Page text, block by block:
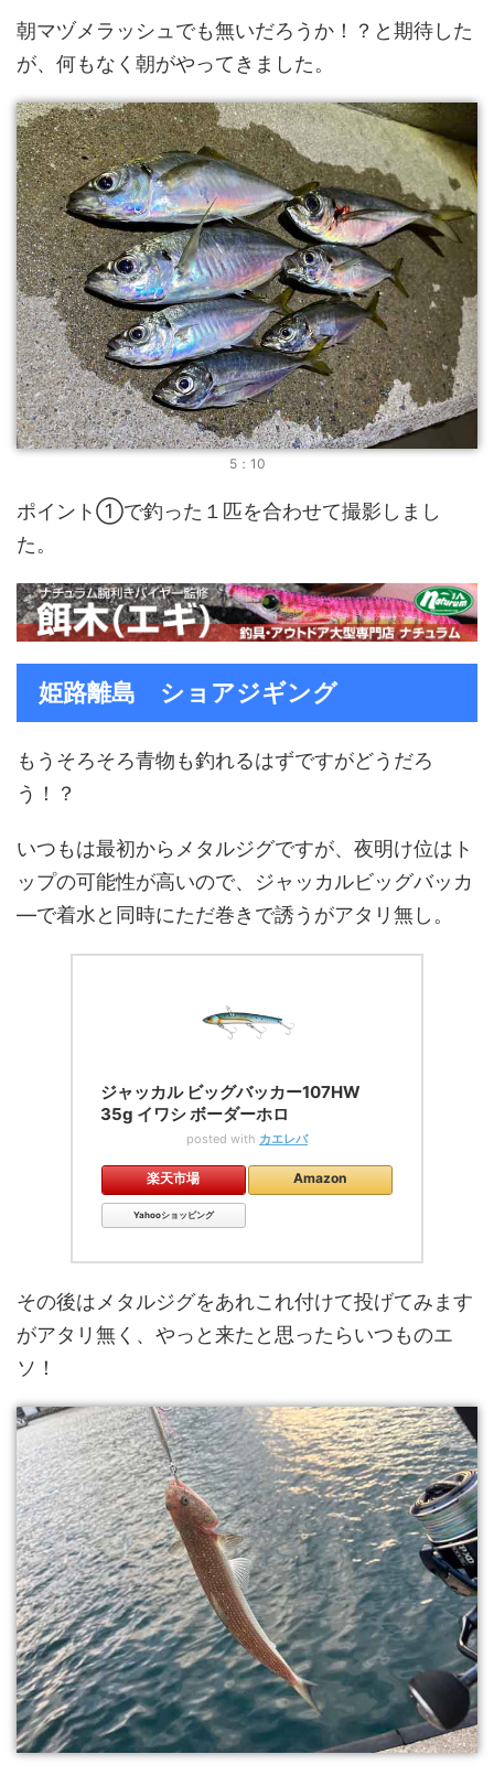
朝マヅメラッシュでも無いだろうか！？と期待した
が、何もなく朝がやってきました。
5：10
ポイント①で釣った１匹を合わせて撮影しまし
た。
姫路離島 ショアジギング
もうそろそろ青物も釣れるはずですがどうだろ
う！？
いつもは最初からメタルジグですが、夜明け位はト
ップの可能性が高いので、ジャッカルビッグバッカ
―で着水と同時にただ巻きで誘うがアタリ無し。
ジャッカル ビッグバッカー107HW
35g イワシ ボーダーホロ
posted with カエレバ
楽天市場 Amazon
Yahooショッピング
その後はメタルジグをあれこれ付けて投げてみます
がアタリ無く、やっと来たと思ったらいつものエ
ソ！